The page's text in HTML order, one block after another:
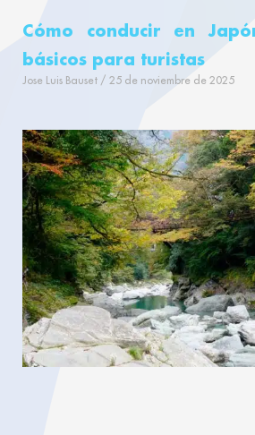
Cómo conducir en
básicos para turistas
Jose Luis Bauset 25 de noviembre de 2025